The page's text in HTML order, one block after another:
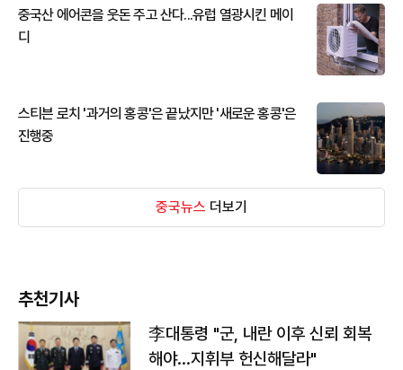
중국산 에어콘을 웃돈 주고 산다...유럽 열광시킨 메이
디
스티븐 로치 '과거의 홍콩'은 끝났지만 '새로운 홍콩'은
진행중
중국뉴스 더보기
추천기사
李대통령 "군, 내란 이후 신뢰 회복
해야…지휘부 헌신해달라"